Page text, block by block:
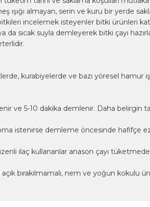
almayan, serin ve kuru bir yerde
incelemek isteyenler bitki ürünleri
sıcak suyla demleyerek bitki çayı
kurabiyelerde ve bazı yöresel hamur
ve 5-10 dakika demlenir. Daha
istenirse demleme öncesinde hafifçe
ilaç kullananlar anason çayı
bırakılmamalı, nem ve yoğun